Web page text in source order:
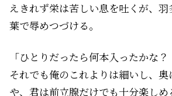
えきれず栄は苦しい息を吐くが、
葉で辱めつづける。
「ひとりだったら何本入ったかな
それでも俺のこれよりは細いし、
や、君は前立腺だけでも十分楽しめ